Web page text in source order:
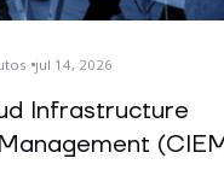
jul 14, 2026
Infrastructure